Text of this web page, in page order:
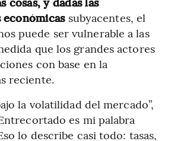
subyacentes, el
puede ser vulnerable a las
que los grandes actores
con base en la
reciente.
la volatilidad del mercado”,
es mi palabra
lo describe casi todo: tasas,